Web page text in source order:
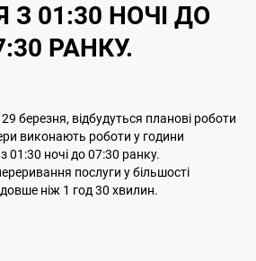
З 01:30 НОЧІ ДО
РАНКУ.
березня, відбудуться планові роботи
виконають роботи у години
01:30 ночі до 07:30 ранку.
послуги у більшості
ніж 1 год 30 хвилин.